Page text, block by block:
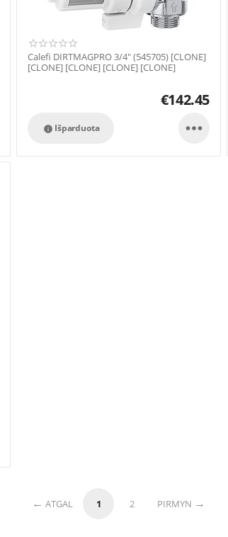
Calefi DIRTMAGPRO 3/4" (545705) [CLONE]
[CLONE] [CLONE] [CLONE] [CLONE]
€142.45
Išparduota
 
ATGAL 1 2 PIRMYN